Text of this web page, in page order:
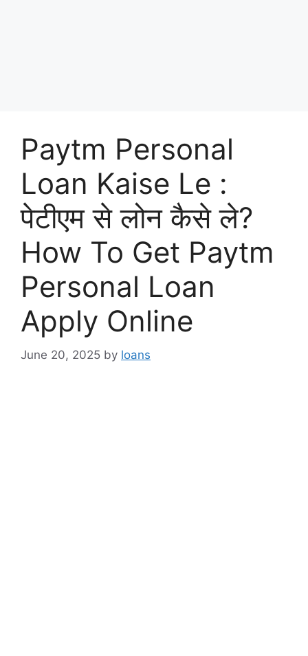
Paytm Personal
Loan Kaise Le :
पेटीएम से लोन कैसे ले?
How To Get Paytm
Personal Loan
Apply Online
June 20, 2025 by loans